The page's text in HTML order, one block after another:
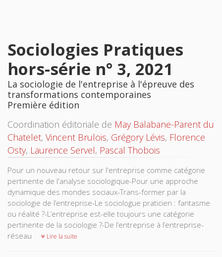
Sociologies Pratiques
hors-série n° 3, 2021
La sociologie de l'entreprise à l'épreuve des
transformations contemporaines
Première édition
Coordination éditoriale de May Balabane-Parent du
Chatelet, Vincent Brulois, Grégory Lévis, Florence
Osty, Laurence Servel, Pascal Thobois
Pour un nouveau retour sur l'entreprise comme catégorie
pertinente de l'analyse sociologique-Pour une approche
dynamique des mondes sociaux-Trans-former par la
sociologie de l’entreprise-Le sociologue praticien : fantasme
ou réalité ?-L’entreprise est-elle toujours une catégorie
pertinente de la sociologie ?-De l’entreprise à l’entreprise-
réseau
Lire la suite